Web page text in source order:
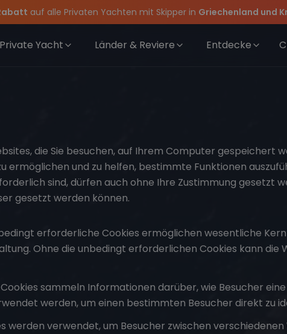
auf alle Privaten Yachten mit Skipper in Griechenland und
für Deinen Törn!
mehr Sowie20€ Rabatt auf deinen ersten Törn!
die Törns, die Crew und die besten Geschichten des Jahres,
Private Yacht Länder & Reviere Entdecke
die Sie besuchen, auf Ihrem Computer gespeichert
ermöglichen und zu helfen, bestimmte Funktionen
sind, dürfen auch ohne Ihre Zustimmung gesetzt
gesetzt werden können.
erforderliche Cookies ermöglichen wesentliche
Ohne die unbedingt erforderlichen Cookies kann die
sammeln Informationen darüber, wie Besucher eine
werden, um einen bestimmten Besucher direkt zu
verwendet, um Besucher zwischen verschiedenen